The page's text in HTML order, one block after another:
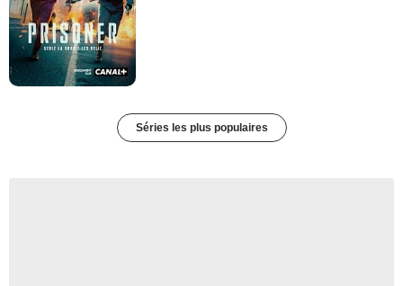
Séries les plus populaires